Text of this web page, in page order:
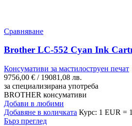
Сравняване
Brother LC-552 Cyan Ink
Консумативи за мастилоструен печат
9756,00 € / 19081,08 лв.
за специализирана употреба
BROTHER консумативи
Добави в любими
Добавяне в количката Курс: 1 EUR =
Бърз преглед